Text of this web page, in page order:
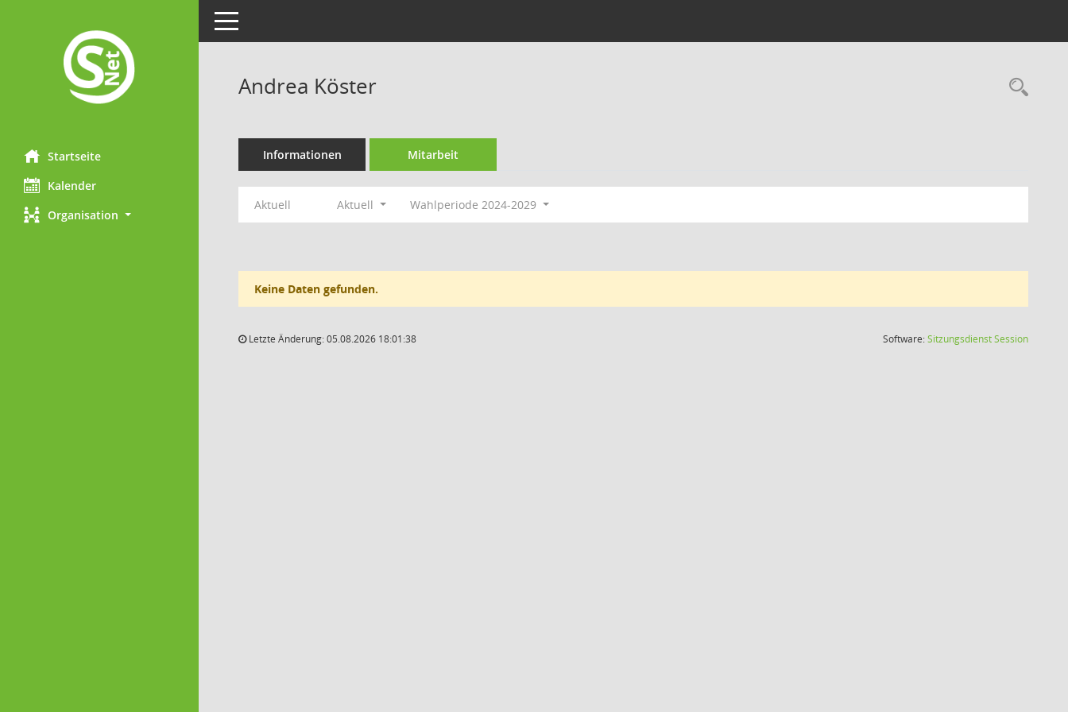
Startseite
Kalender
Organisation
Toggle navigation
Andrea Köster
Informationen Mitarbeit
Aktuell Aktuell Wahlperiode 2024-2029
Keine Daten gefunden.
Letzte Änderung: 05.08.2026 18:01:38 Software:SitzungsdienstSession(Wird in